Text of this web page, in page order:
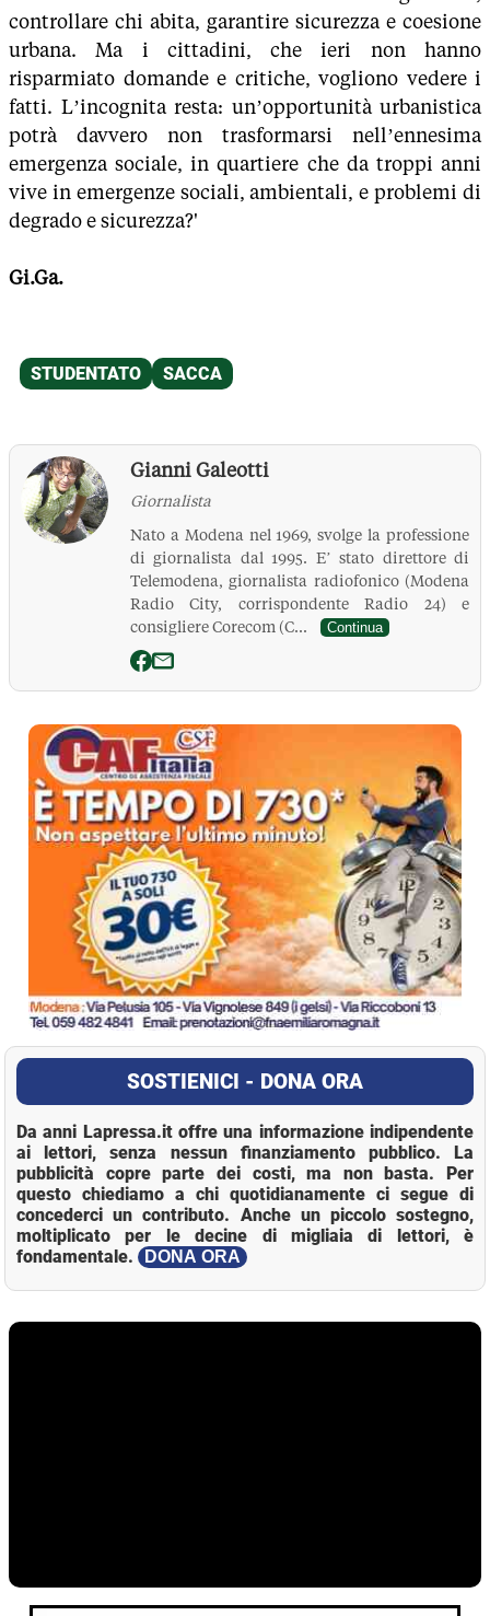
controllare chi abita, garantire sicurezza e coesione
urbana. Ma i cittadini, che ieri non hanno
risparmiato domande e critiche, vogliono vedere i
fatti. L’incognita resta: un’opportunità urbanistica
potrà davvero non trasformarsi nell’ennesima
emergenza sociale, in quartiere che da troppi anni
vive in emergenze sociali, ambientali, e problemi di
degrado e sicurezza?'
Gi.Ga.
Gianni Galeotti
Giornalista
Nato a Modena nel 1969, svolge la professione
di giornalista dal 1995. E’ stato direttore di
Telemodena, giornalista radiofonico (Modena
Radio City, corrispondente Radio 24) e
consigliere Corecom (C...
Continua
La Pressa
SOSTIENICI - DONA ORA
Da anni Lapressa.it offre una informazione indipendente
ai lettori, senza nessun finanziamento pubblico. La
pubblicità copre parte dei costi, ma non basta. Per
questo chiediamo a chi quotidianamente ci segue di
concederci un contributo. Anche un piccolo sostegno,
moltiplicato per le decine di migliaia di lettori, è
fondamentale.
DONA ORA